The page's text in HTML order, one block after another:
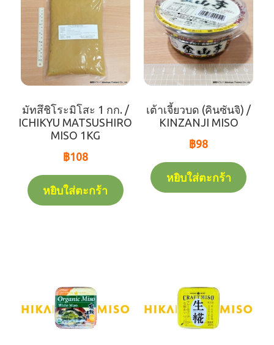
มัทสึชิโระมิโสะ 1 กก. /
ICHIKYU MATSUSHIRO
MISO 1KG
฿108
หยิบใส่ตะกร้า
เต้าเจี้ยวบด (คินซันจิ) /
KINZANJI MISO
฿98
หยิบใส่ตะกร้า